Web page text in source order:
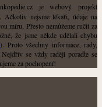
je webový projekt
Ačkoliv nejsme lékaři, údaje na
míru. Přesto nemůžeme ručit za
že jsme někde udělali chybu
). Proto všechny informace, rady,
se vždy raději poraďte se
za pochopení!